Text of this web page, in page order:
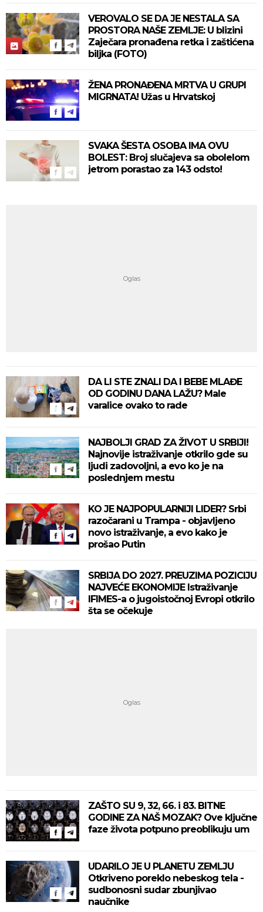
VEROVALO SE DA JE NESTALA SA
PROSTORA NAŠE ZEMLJE: U blizini
Zaječara pronađena retka i zaštićena
biljka (FOTO)
ŽENA PRONAĐENA MRTVA U GRUPI
MIGRNATA! Užas u Hrvatskoj
SVAKA ŠESTA OSOBA IMA OVU
BOLEST: Broj slučajeva sa obolelom
jetrom porastao za 143 odsto!
DA LI STE ZNALI DA I BEBE MLAĐE
OD GODINU DANA LAŽU? Male
varalice ovako to rade
NAJBOLJI GRAD ZA ŽIVOT U SRBIJI!
Najnovije istraživanje otkrilo gde su
ljudi zadovoljni, a evo ko je na
poslednjem mestu
KO JE NAJPOPULARNIJI LIDER? Srbi
razočarani u Trampa - objavljeno
novo istraživanje, a evo kako je
prošao Putin
SRBIJA DO 2027. PREUZIMA POZICIJU
NAJVEĆE EKONOMIJE Istraživanje
IFIMES-a o jugoistočnoj Evropi otkrilo
šta se očekuje
ZAŠTO SU 9, 32, 66. i 83. BITNE
GODINE ZA NAŠ MOZAK? Ove ključne
faze života potpuno preoblikuju um
UDARILO JE U PLANETU ZEMLJU
Otkriveno poreklo nebeskog tela -
sudbonosni sudar zbunjivao
naučnike